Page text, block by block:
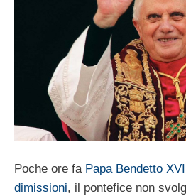
Poche ore fa Papa Bendetto
dimissioni, il pontefice non